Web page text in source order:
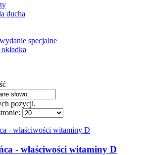
ducha
specjalne
pozycji.
- właściwości witaminy D